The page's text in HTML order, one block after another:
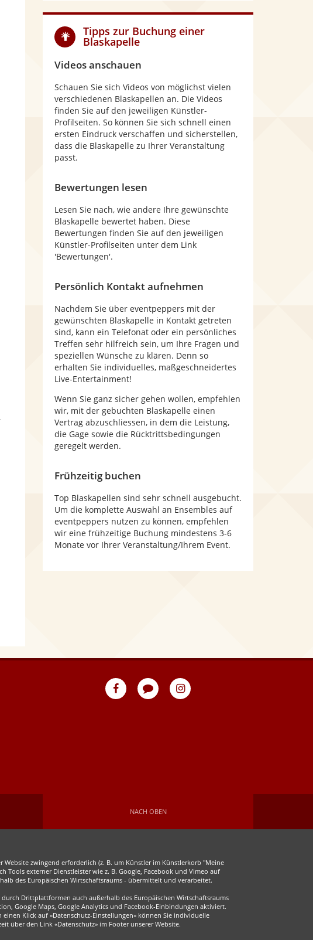
Tipps zur Buchung einer
Blaskapelle
Videos anschauen
Schauen Sie sich Videos von möglichst vielen
verschiedenen Blaskapellen an. Die Videos
finden Sie auf den jeweiligen Künstler-
Profilseiten. So können Sie sich schnell einen
ersten Eindruck verschaffen und sicherstellen,
dass die Blaskapelle zu Ihrer Veranstaltung
passt.
Bewertungen lesen
Lesen Sie nach, wie andere Ihre gewünschte
Blaskapelle bewertet haben. Diese
Bewertungen finden Sie auf den jeweiligen
Künstler-Profilseiten unter dem Link
'Bewertungen'.
Persönlich Kontakt aufnehmen
Nachdem Sie über eventpeppers mit der
gewünschten Blaskapelle in Kontakt getreten
sind, kann ein Telefonat oder ein persönliches
Treffen sehr hilfreich sein, um Ihre Fragen und
speziellen Wünsche zu klären. Denn so
erhalten Sie individuelles, maßgeschneidertes
Live-Entertainment!
Wenn Sie ganz sicher gehen wollen, empfehlen
wir, mit der gebuchten Blaskapelle einen
Vertrag abzuschliessen, in dem die Leistung,
die Gage sowie die Rücktrittsbedingungen
geregelt werden.
Frühzeitig buchen
Top Blaskapellen sind sehr schnell ausgebucht.
Um die komplette Auswahl an Ensembles auf
eventpeppers nutzen zu können, empfehlen
wir eine frühzeitige Buchung mindestens 3-6
Monate vor Ihrer Veranstaltung/Ihrem Event.
eventpeppersBlog
eventpeppers
NACH OBEN
zwingend erforderlich (z. B. um Künstler im Künstlerkorb "Meine
externer Dienstleister wie z. B. Google, Facebook und Vimeo auf
des Europäischen Wirtschaftsraums - übermittelt und verarbeitet.
Drittplattformen auch außerhalb des Europäischen Wirtschaftsraums
Google Maps, Google Analytics und Facebook-Einbindungen aktiviert.
Klick auf «Datenschutz-Einstellungen» können Sie individuelle
über den Link «Datenschutz» im Footer unserer Website.